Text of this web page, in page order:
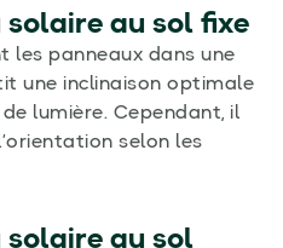
au sol fixe
les panneaux dans une
une inclinaison optimale
lumière. Cependant, il
selon les
solaire au sol